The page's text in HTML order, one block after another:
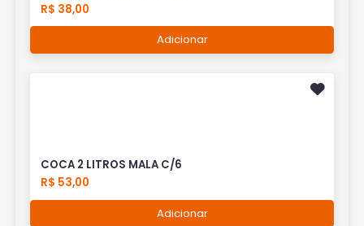
R$ 38,00
Adicionar
COCA 2 LITROS MALA C/6
R$ 53,00
Adicionar